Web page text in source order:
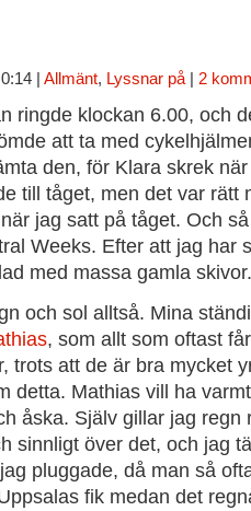
| Allmänt, Lyssnar på| 2
ringde klockan 6.00, och
att ta med
den, för Klara skrek
till tåget, men det var rätt
jag satt på tåget. Och
Weeks. Efter att jag har
med massa gamla skivor.
och sol alltså. Mina
, som allt som oftast
trots att de är bra mycket
detta. Mathias vill ha
åska. Själv gillar jag regn
sinnligt över det, och jag
pluggade, då man så
fik medan det